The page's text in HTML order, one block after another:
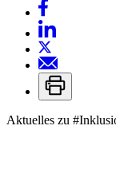
Aktuelles zu